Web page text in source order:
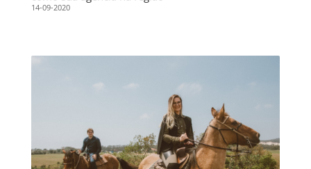
14-09-2020